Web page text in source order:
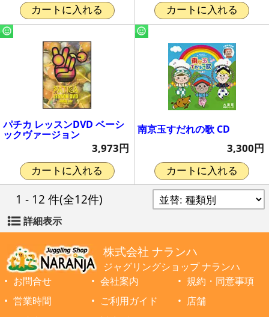
カートに入れる カートに入れる
パチカ レッスンDVD ベーシ
ックヴァージョン
3,973円
カートに入れる
南京玉すだれの歌 CD
3,300円
カートに入れる
1 - 12 件(全12件)
詳細表示
株式会社 ナランハ
ジャグリングショップ ナランハ
お問合せ
会社案内
規約・同意事項
営業時間
ご利用ガイド
店舗